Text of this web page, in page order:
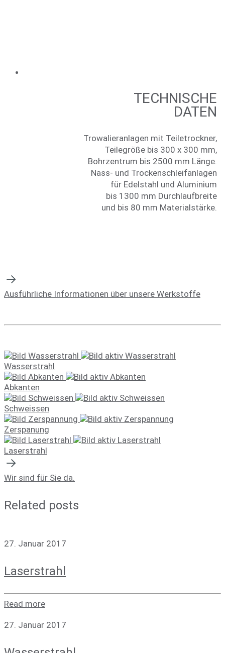
TECH­NI­SCHE
DATEN
Tro­wa­lier­an­la­gen mit Teiletrockner,
Tei­le­grö­ße bis 300 x 300 mm,
Bohr­zen­trum bis 2500 mm Länge.
Nass- und Trockenschleifanlagen
für Edel­stahl und Aluminium
bis 1300 mm Durchlaufbreite
und bis 80 mm Materialstärke.
Ausführliche Informationen über unsere Werkstoffe
Wasserstrahl
Abkanten
Schweissen
Zerspanung
Laserstrahl
Wir sind für Sie da.
Related posts
27. Januar 2017
Laser­strahl
Read more
27. Januar 2017